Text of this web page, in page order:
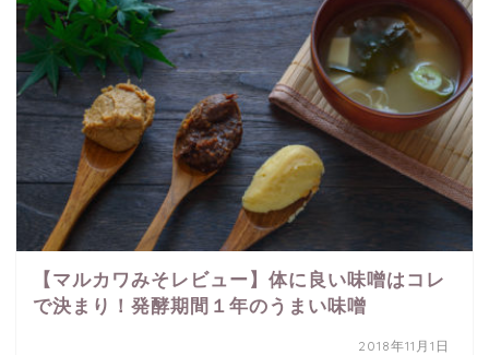
【マルカワみそレビュー】体に良い味噌はコレ
で決まり！発酵期間１年のうまい味噌
2018年11月1日